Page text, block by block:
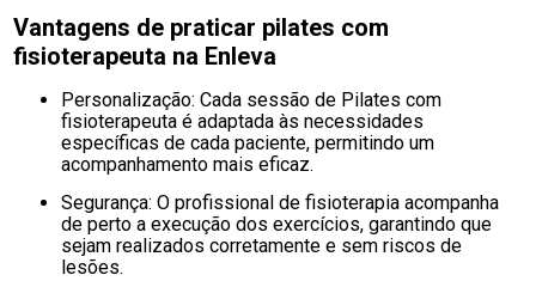
Vantagens de praticar pilates com
fisioterapeuta na Enleva
Personalização: Cada sessão de Pilates com
fisioterapeuta é adaptada às necessidades
específicas de cada paciente, permitindo um
acompanhamento mais eficaz.
Segurança: O profissional de fisioterapia acompanha
de perto a execução dos exercícios, garantindo que
sejam realizados corretamente e sem riscos de
lesões.